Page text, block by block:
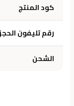
كود المنتج
رقم تليفون الحجز
الشحن